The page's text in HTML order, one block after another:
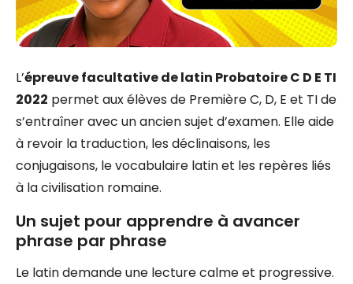
L’épreuve facultative de latin Probatoire C D E TI
2022 permet aux élèves de Première C, D, E et TI de
s’entraîner avec un ancien sujet d’examen. Elle aide
à revoir la traduction, les déclinaisons, les
conjugaisons, le vocabulaire latin et les repères liés
à la civilisation romaine.
Un sujet pour apprendre à avancer
phrase par phrase
Le latin demande une lecture calme et progressive.